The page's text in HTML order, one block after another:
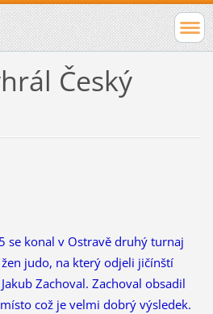
Český
konal v Ostravě druhý turnaj
judo, na který odjeli jičínští
Zachoval. Zachoval obsadil
což je velmi dobrý výsledek.